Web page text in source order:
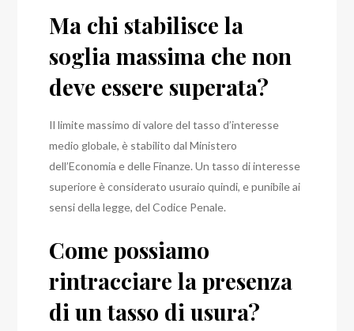
Ma chi stabilisce la
soglia massima che non
deve essere superata?
Il limite massimo di valore del tasso d’interesse
medio globale, è stabilito dal Ministero
dell’Economia e delle Finanze. Un tasso di interesse
superiore è considerato usuraio quindi, e punibile ai
sensi della legge, del Codice Penale.
Come possiamo
rintracciare la presenza
di un tasso di usura?